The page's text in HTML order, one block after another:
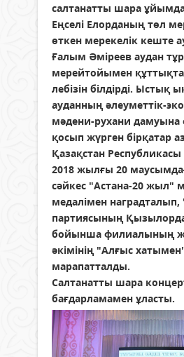
салтанатты шара
Еңселі Елорданың төл
өткен мерекелік кеште
Ғалым Әміреев аудан
мерейтойымен
лебізін білдірді. Ыстық
ауданның әлеуметтік-
мәдени-рухани дамуына
қосып жүрген бірқатар
Қазақстан Республикасы
2018 жылғы 20
сәйкес "Астана-20 жыл"
медалімен
партиясының
бойынша филиалының
әкімінің "Алғыс
марапатталды.
Салтанатты шара
бағдарламамен ұласты.